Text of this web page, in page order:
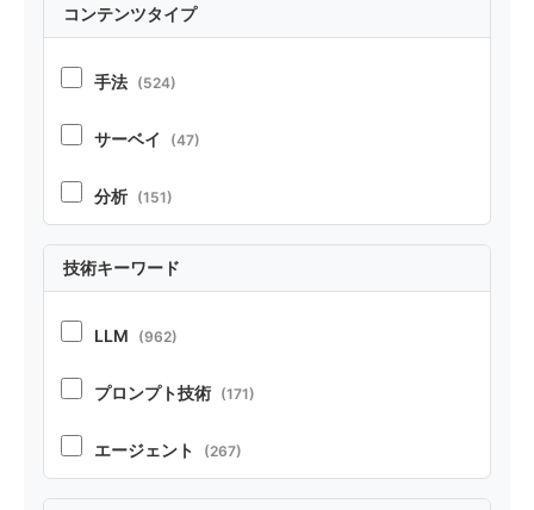
コンテンツタイプ
手法 (524)
サーベイ (47)
分析 (151)
技術キーワード
LLM (962)
プロンプト技術 (171)
エージェント (267)